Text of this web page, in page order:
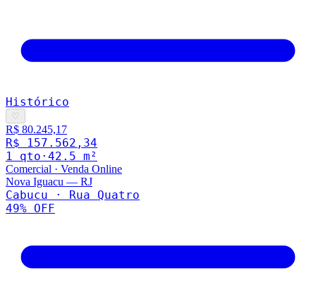
Histórico
♡
R$ 80.245,17
R$ 157.562,34
1 qto · 42.5 m²
Comercial · Venda Online
Nova Iguacu — RJ
Cabucu · Rua Quatro
49% OFF